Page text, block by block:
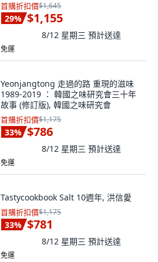
首購折扣價$1,645
29% $1,155
8/12 星期三 預計送達
免運
Yeonjangtong 走過的路 重現的滋味
1989-2019 ： 韓國之味研究會三十年
故事 (修訂版), 韓國之味研究會
首購折扣價$1,175
33% $786
8/12 星期三 預計送達
免運
Tastycookbook Salt 10週年, 洪信愛
首購折扣價$1,175
33% $781
8/12 星期三 預計送達
免運